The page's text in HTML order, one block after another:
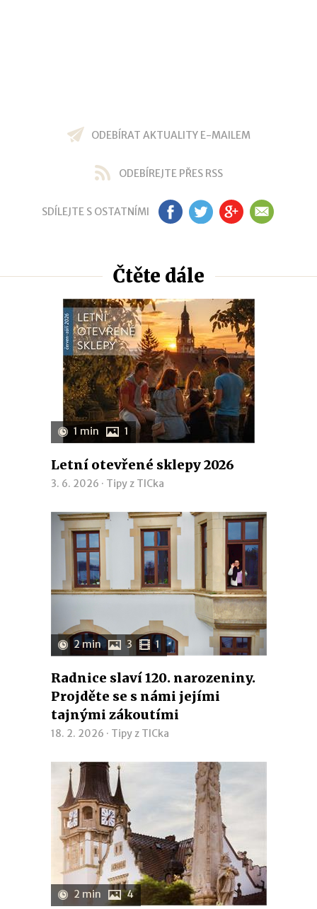
ODEBÍRAT AKTUALITY E-MAILEM
ODEBÍREJTE PŘES RSS
SDÍLEJTE S OSTATNÍMI FB TW GP EM
Čtěte dále
1 min 1
Letní otevřené sklepy 2026
3. 6. 2026 · Tipy z TICka
2 min 3 1
Radnice slaví 120. narozeniny.
Projděte se s námi jejími
tajnými zákoutími
18. 2. 2026 · Tipy z TICka
2 min 4